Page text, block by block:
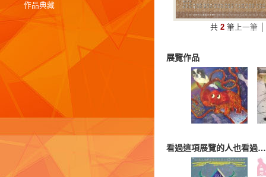
作品典藏
共 2 筆上一筆
展覽作品
看過這項展覽的人也看過…